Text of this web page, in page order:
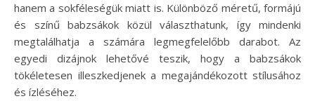
hanem a sokféleségük miatt is. Különböző méretű, formájú
és színű babzsákok közül választhatunk, így mindenki
megtalálhatja a számára legmegfelelőbb darabot. Az
egyedi dizájnok lehetővé teszik, hogy a babzsákok
tökéletesen illeszkedjenek a megajándékozott stílusához
és ízléséhez.